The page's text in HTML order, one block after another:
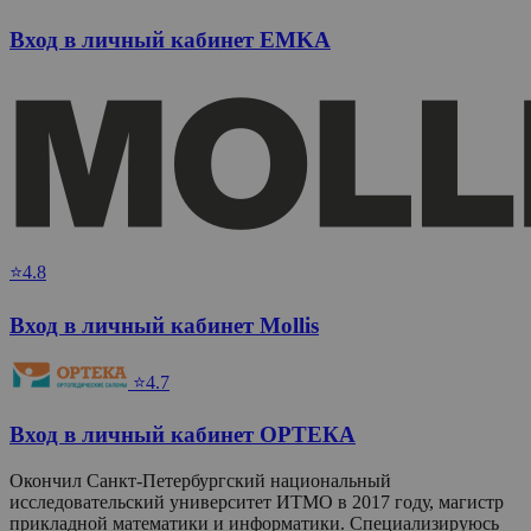
Вход в личный кабинет EMKA
⭐4.8
Вход в личный кабинет Mollis
⭐4.7
Вход в личный кабинет ОРТЕКА
Окончил Санкт-Петербургский национальный
исследовательский университет ИТМО в 2017 году, магистр
прикладной математики и информатики. Специализируюсь